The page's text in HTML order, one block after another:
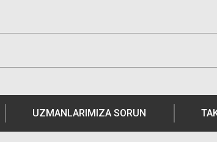
UZMANLARIMIZA SORUN